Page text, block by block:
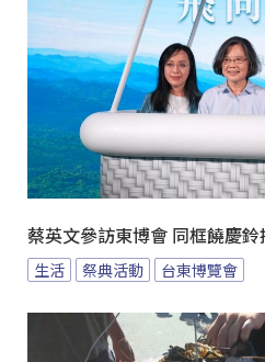
蔡英文參訪東博會 同框饒慶鈴
生活 祭典活動 台東博覽會